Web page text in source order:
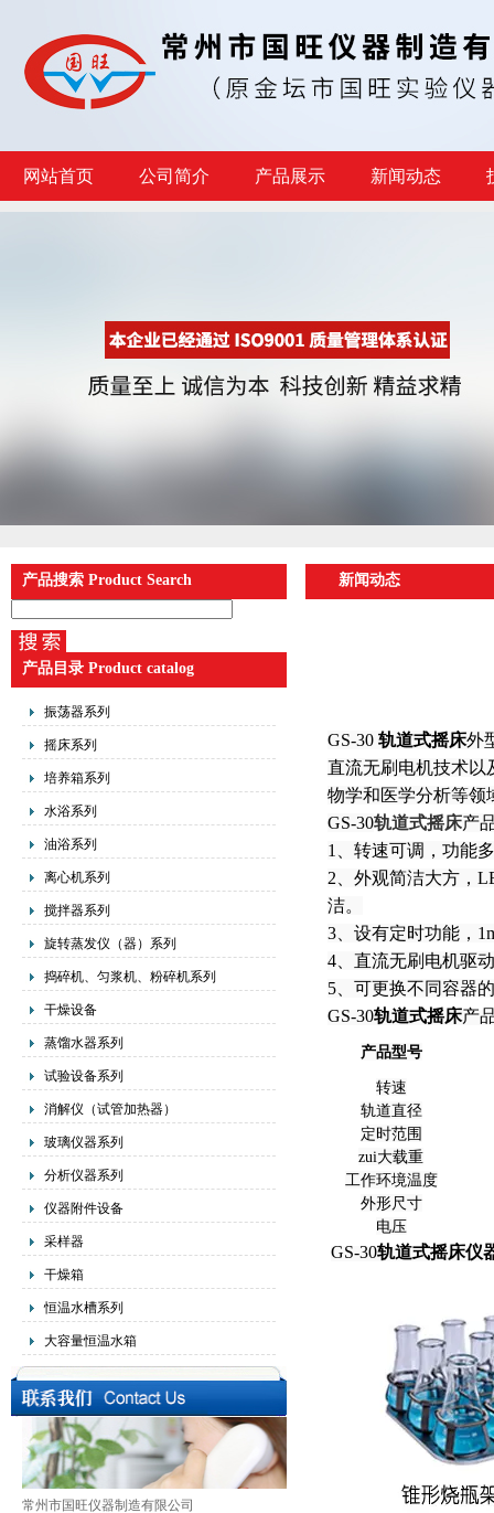
网站首页 公司简介 产品展示 新闻动态
产品搜索 Product Search
产品目录 Product catalog
振荡器系列
摇床系列
培养箱系列
水浴系列
油浴系列
离心机系列
搅拌器系列
旋转蒸发仪（器）系列
捣碎机、匀浆机、粉碎机系列
干燥设备
蒸馏水器系列
试验设备系列
消解仪（试管加热器）
玻璃仪器系列
分析仪器系列
仪器附件设备
采样器
干燥箱
恒温水槽系列
大容量恒温水箱
常州市国旺仪器制造有限公司
新闻动态
GS-30 轨道式摇床外
直流无刷电机技术以
物学和医学分析等领
GS-30轨道式摇床产
1、转速可调，功能
2、外观简洁大方，
洁。
3、设有定时功能，
4、直流无刷电机驱
5、可更换不同容器
GS-30轨道式摇床产
产品型号
转速
轨道直径
定时范围
zui大载重
工作环境温度
外形尺寸
电压
GS-30轨道式摇床仪